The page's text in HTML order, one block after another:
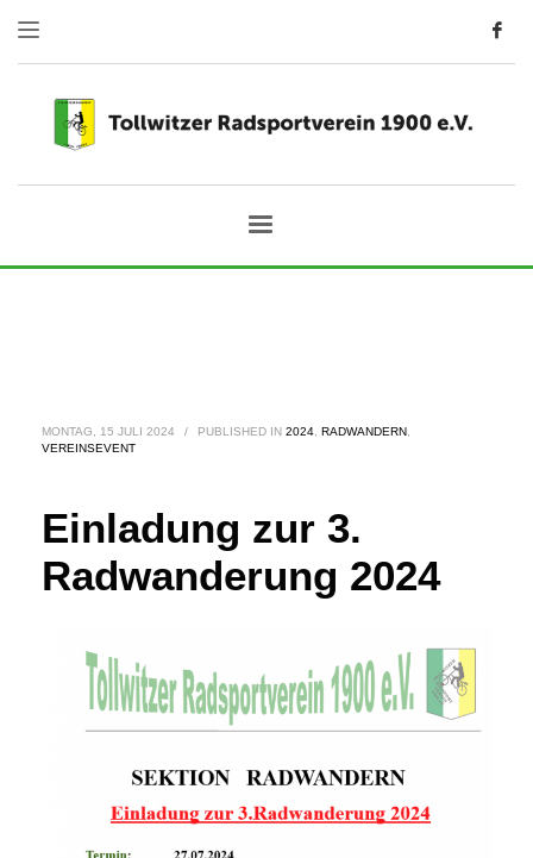
MONTAG, 15 JULI 2024 / PUBLISHED IN 2024 RADWANDERN
VEREINSEVENT
Einladung zur 3.
Radwanderung 2024